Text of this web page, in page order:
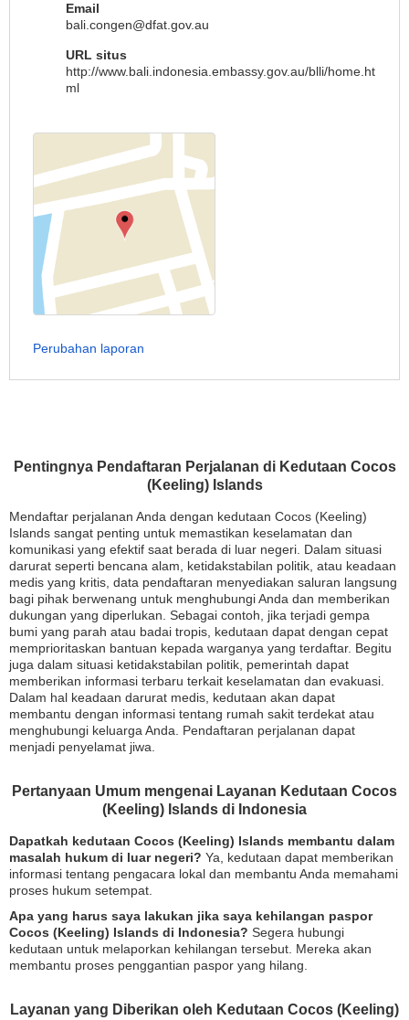
Pentingnya Pendaftaran Perjalanan di Kedutaan Cocos
(Keeling) Islands
Mendaftar perjalanan Anda dengan kedutaan Cocos (Keeling)
Islands sangat penting untuk memastikan keselamatan dan
komunikasi yang efektif saat berada di luar negeri. Dalam situasi
darurat seperti bencana alam, ketidakstabilan politik, atau keadaan
medis yang kritis, data pendaftaran menyediakan saluran langsung
bagi pihak berwenang untuk menghubungi Anda dan memberikan
dukungan yang diperlukan. Sebagai contoh, jika terjadi gempa
bumi yang parah atau badai tropis, kedutaan dapat dengan cepat
memprioritaskan bantuan kepada warganya yang terdaftar. Begitu
juga dalam situasi ketidakstabilan politik, pemerintah dapat
memberikan informasi terbaru terkait keselamatan dan evakuasi.
Dalam hal keadaan darurat medis, kedutaan akan dapat
membantu dengan informasi tentang rumah sakit terdekat atau
menghubungi keluarga Anda. Pendaftaran perjalanan dapat
menjadi penyelamat jiwa.
Pertanyaan Umum mengenai Layanan Kedutaan Cocos
(Keeling) Islands di Indonesia
Dapatkah kedutaan Cocos (Keeling) Islands membantu dalam
masalah hukum di luar negeri? Ya, kedutaan dapat memberikan
informasi tentang pengacara lokal dan membantu Anda memahami
proses hukum setempat.
Apa yang harus saya lakukan jika saya kehilangan paspor
Cocos (Keeling) Islands di Indonesia? Segera hubungi
kedutaan untuk melaporkan kehilangan tersebut. Mereka akan
membantu proses penggantian paspor yang hilang.
Layanan yang Diberikan oleh Kedutaan Cocos (Keeling)
Email
bali.congen@dfat.gov.au
URL situs
http://www.bali.indonesia.embassy.gov.au/blli/home.ht
ml
Perubahan laporan